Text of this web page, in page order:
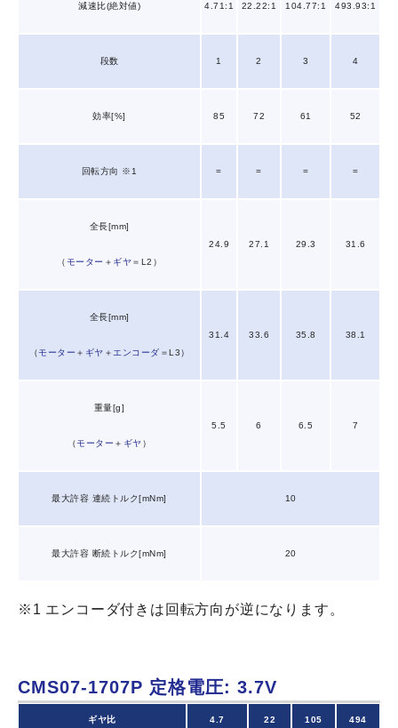
減速比(絶対値) 4.71:1 22.22:1 104.77:1 493.93:1
段数 1 2 3 4
効率[%] 85 72 61 52
回転方向 ※1 = = = =
全長[mm]
（モーター ＋ ギヤ ＝L2）
24.9 27.1 29.3 31.6
全長[mm]
（モーター ＋ ギヤ ＋エンコーダ ＝L3）
31.4 33.6 35.8 38.1
重量[g]
（モーター ＋ ギヤ ）
5.5 6 6.5 7
最大許容 連続トルク[mNm] 10
最大許容 断続トルク[mNm] 20
※1 エンコーダ付きは回転方向が逆になります。
CMS07-1707P 定格電圧: 3.7V
ギヤ比 4.7 22 105 494